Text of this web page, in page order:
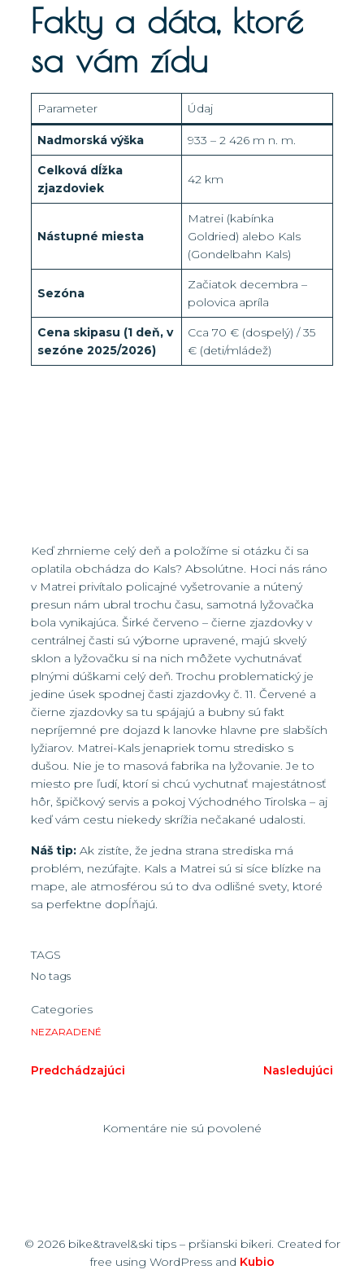
Fakty a dáta, ktoré
sa vám zídu
Parameter Údaj
Nadmorská výška 933 – 2 426 m n. m.
Celková dĺžka
zjazdoviek
42 km
Nástupné miesta
Matrei (kabínka
Goldried) alebo Kals
(Gondelbahn Kals)
Sezóna
Začiatok decembra –
polovica apríla
Cena skipasu (1 deň, v
sezóne 2025/2026)
Cca 70 € (dospelý) / 35
€ (deti/mládež)
Keď zhrnieme celý deň a položíme si otázku či sa
oplatila obchádza do Kals? Absolútne. Hoci nás ráno
v Matrei privítalo policajné vyšetrovanie a nútený
presun nám ubral trochu času, samotná lyžovačka
bola vynikajúca. Širké červeno – čierne zjazdovky v
centrálnej časti sú výborne upravené, majú skvelý
sklon a lyžovačku si na nich môžete vychutnávať
plnými dúškami celý deň. Trochu problematický je
jedine úsek spodnej časti zjazdovky č. 11. Červené a
čierne zjazdovky sa tu spájajú a bubny sú fakt
nepríjemné pre dojazd k lanovke hlavne pre slabších
lyžiarov. Matrei-Kals jenapriek tomu stredisko s
dušou. Nie je to masová fabrika na lyžovanie. Je to
miesto pre ľudí, ktorí si chcú vychutnať majestátnosť
hôr, špičkový servis a pokoj Východného Tirolska – aj
keď vám cestu niekedy skrížia nečakané udalosti.
Náš tip: Ak zistíte, že jedna strana strediska má
problém, nezúfajte. Kals a Matrei sú si síce blízke na
mape, ale atmosférou sú to dva odlišné svety, ktoré
sa perfektne dopĺňajú.
TAGS
No tags
Categories
NEZARADENÉ
Predchádzajúci Nasledujúci
Komentáre nie sú povolené
© 2026 bike&travel&ski tips – pršianski bikeri. Created for
free using WordPress and Kubio